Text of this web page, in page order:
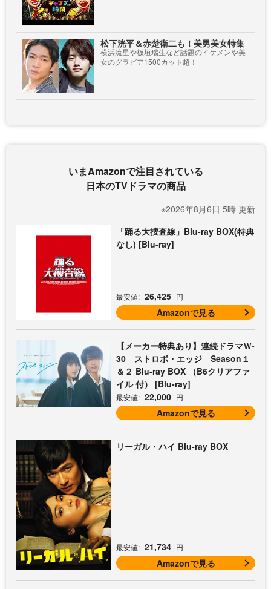
松下洸平＆赤楚衛二も！美男美女特集
横浜流星や板垣瑞生など話題のイケメンや美
女のグラビア1500カット超！
いまAmazonで注目されている
日本のTVドラマの商品
※2026年8月6日 5時 更新
「踊る大捜査線」Blu-ray BOX(特典
なし) [Blu-ray]
最安値: 26,425 円
Amazonで見る
【メーカー特典あり】連続ドラマＷ-
30 ストロボ・エッジ Season１
＆２ Blu-ray BOX （B6クリアファ
イル 付） [Blu-ray]
最安値: 22,000 円
Amazonで見る
リーガル・ハイ Blu-ray BOX
最安値: 21,734 円
Amazonで見る